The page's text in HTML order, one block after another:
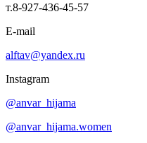
т.8-927-436-45-57
E-mail
alftav@yandex.ru
Instagram
@anvar_hijama
@anvar_hijama.women